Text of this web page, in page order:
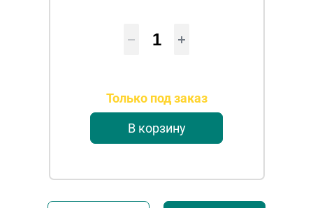
Только под заказ
В корзину